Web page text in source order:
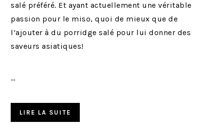
salé préféré. Et ayant actuellement une véritable
passion pour le miso, quoi de mieux que de
l’ajouter à du porridge salé pour lui donner des
saveurs asiatiques!
…
LIRE LA SUITE